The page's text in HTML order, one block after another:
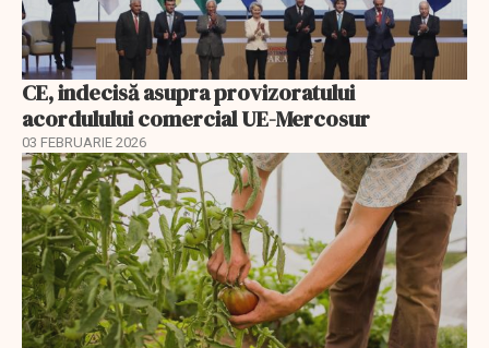
CE, indecisă asupra provizoratului
acordulului comercial UE-Mercosur
03 FEBRUARIE 2026